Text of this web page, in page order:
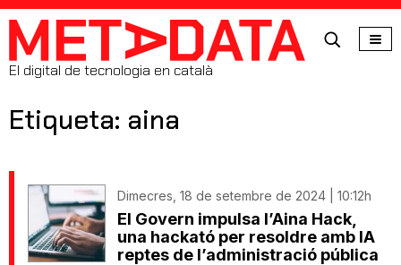
MetaData
El digital de tecnologia en català
Etiqueta: aina
Dimecres, 18 de setembre de 2024 | 10:12h
El Govern impulsa l’Aina Hack,
una hackató per resoldre amb IA
reptes de l’administració pública